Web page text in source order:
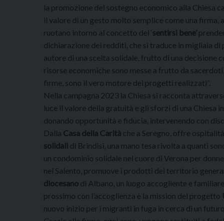
la promozione del sostegno economico alla Chiesa
il valore di un gesto molto semplice come una
ruotano intorno al concetto del ‘sentirsi bene’
dichiarazione dei redditi, che si traduce in migliaia
autore di una scelta solidale, frutto di una decisione
risorse economiche sono messe a frutto da
firme, sono il vero motore dei progetti realizzati”.
Nella campagna 2023 la Chiesa si racconta
luce il valore della gratuità e gli sforzi di una Chiesa
donando opportunità e fiducia, intervenendo con
Dalla Casa della Carità che a Seregno, offre
solidali di Brindisi, una mano tesa rivolta a quanti
un condominio solidale nel cuore di Verona per
nel Salento, promuove i prodotti del territorio
diocesano di Albano, un luogo accogliente e
prossimo con l’accoglienza è la mission del progetto
nuovo inizio per i migranti in fuga in cerca di un